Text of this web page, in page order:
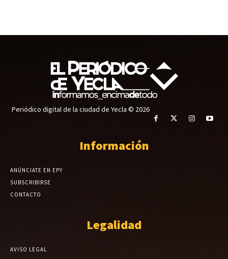
Periódico digital de la ciudad de Yecla © 2026
Información
ANÚNCIATE EN EPY
SUBSCRIBIRSE
CONTACTO
Legalidad
AVISO LEGAL